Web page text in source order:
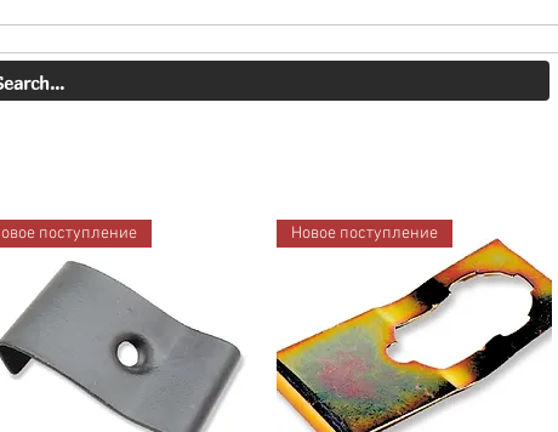
поступление Новое поступление